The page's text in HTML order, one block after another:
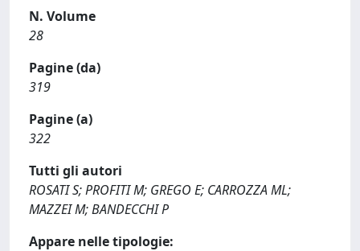
N. Volume
28
Pagine (da)
319
Pagine (a)
322
Tutti gli autori
ROSATI S; PROFITI M; GREGO E; CARROZZA ML;
MAZZEI M; BANDECCHI P
Appare nelle tipologie: